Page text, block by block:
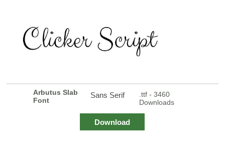
Arbutus Slab
Font
Sans Serif
.ttf - 3460
Downloads
Download